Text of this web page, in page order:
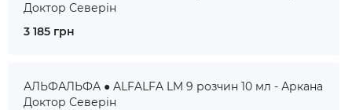
Доктор Северін
3 185 грн
АЛЬФАЛЬФА ● ALFALFA LM 9 розчин 10 мл - Аркана
Доктор Северін